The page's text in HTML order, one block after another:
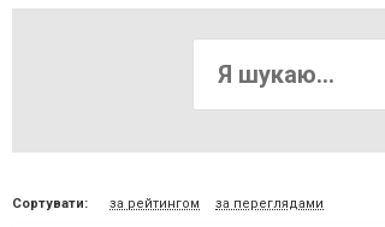
Сортувати: за рейтингом за переглядами